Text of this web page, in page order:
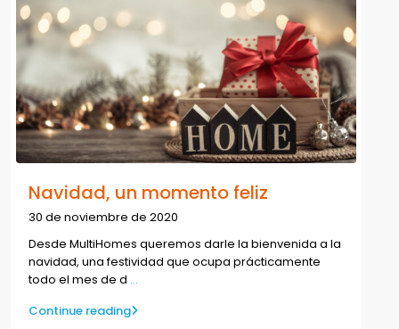
Navidad, un momento feliz
30 de noviembre de 2020
Desde MultiHomes queremos darle la bienvenida a la
navidad, una festividad que ocupa prácticamente
todo el mes de d ...
Continue reading